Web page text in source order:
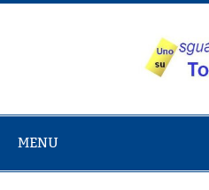
Salta
MENU